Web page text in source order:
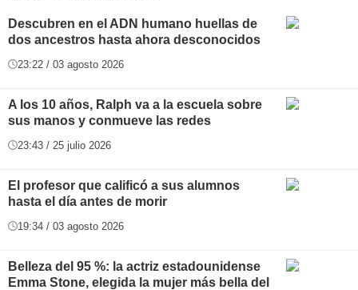
Descubren en el ADN humano huellas de
dos ancestros hasta ahora desconocidos
23:22 / 03 agosto 2026
A los 10 años, Ralph va a la escuela sobre
sus manos y conmueve las redes
23:43 / 25 julio 2026
El profesor que calificó a sus alumnos
hasta el día antes de morir
19:34 / 03 agosto 2026
Belleza del 95 %: la actriz estadounidense
Emma Stone, elegida la mujer más bella del